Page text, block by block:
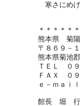
寒さにめ
＊＊＊＊＊
熊本県 菊
〒８６９－
熊本県菊池
ＴＥＬ ０
ＦＡＸ ０９
ｅ－ｍａｉ
館長 堀